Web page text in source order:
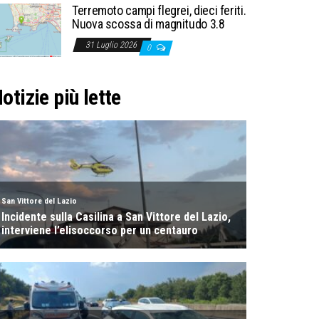
Terremoto campi flegrei, dieci feriti.
Nuova scossa di magnitudo 3.8
31 Luglio 2026 0
più lette